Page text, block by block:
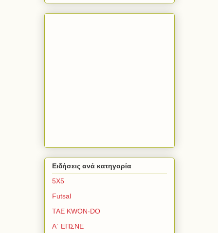
Ειδήσεις ανά κατηγορία
5Χ5
Futsal
TAE KWON-DO
Α΄ ΕΠΣΝΕ